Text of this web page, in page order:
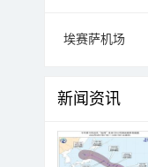
埃赛萨机场
新闻资讯